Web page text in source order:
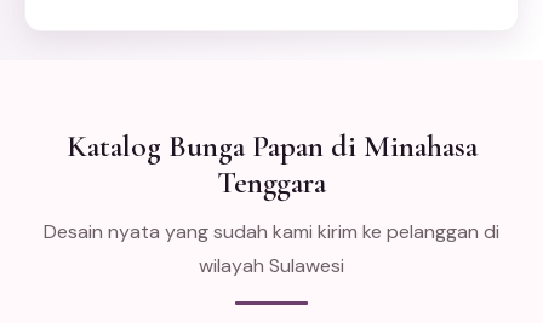
Katalog Bunga Papan di Minahasa
Tenggara
Desain nyata yang sudah kami kirim ke pelanggan di
wilayah Sulawesi